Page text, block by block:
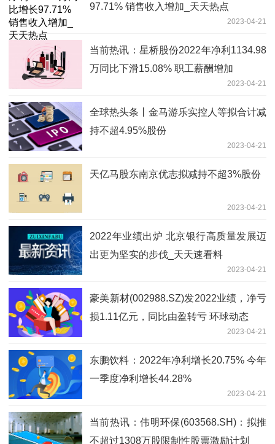
97.71% 销售收入增加_天天热点
2023-04-21
当前热讯：星桥股份2022年净利1134.98
万同比下滑15.08% 职工薪酬增加
2023-04-21
全球热头条丨金马游乐实控人等拟合计减
持不超4.95%股份
2023-04-21
天亿马股东南京优志拟减持不超3%股份
2023-04-21
2022年业绩出炉 北京银行高质量发展迈
出更为坚实的步伐_天天速看料
2023-04-21
豪美新材(002988.SZ)发2022业绩，净亏
损1.11亿元，同比由盈转亏 环球动态
2023-04-21
东鹏饮料：2022年净利增长20.75% 今年
一季度净利增长44.28%
2023-04-21
当前热讯：伟明环保(603568.SH)：拟推
不超过1308万股限制性股票激励计划